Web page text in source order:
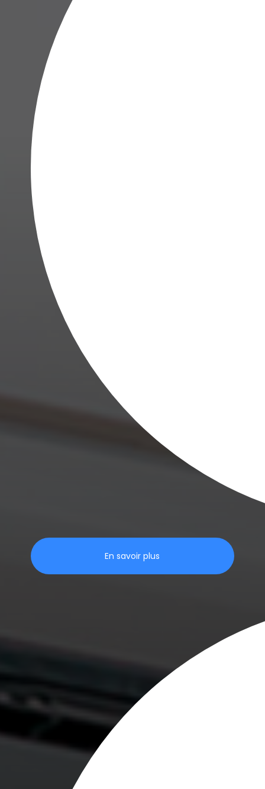
En savoir plus